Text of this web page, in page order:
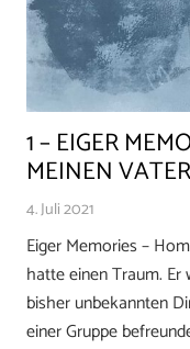
1 – EIGER
MEINEN
4. Juli 2021
Eiger Memories –
hatte einen Traum.
bisher unbekannten
einer Gruppe